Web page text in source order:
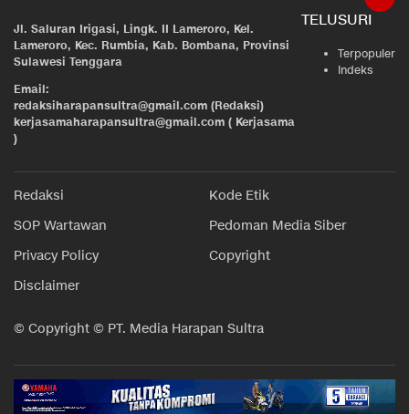
Jl. Saluran Irigasi, Lingk. II Lameroro, Kel.
Lameroro, Kec. Rumbia, Kab. Bombana, Provinsi
Sulawesi Tenggara
Email:
redaksiharapansultra@gmail.com (Redaksi)
kerjasamaharapansultra@gmail.com ( Kerjasama
)
TELUSURI
Terpopuler
Indeks
Redaksi
Kode Etik
SOP Wartawan
Pedoman Media Siber
Privacy Policy
Copyright
Disclaimer
© Copyright © PT. Media Harapan Sultra